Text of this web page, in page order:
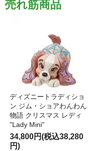
売れ筋商品
ディズニートラディショ
ン ジム・ショアわんわん
物語 クリスマス レディ
"Lady Mini"
34,800円(税込38,280
円)